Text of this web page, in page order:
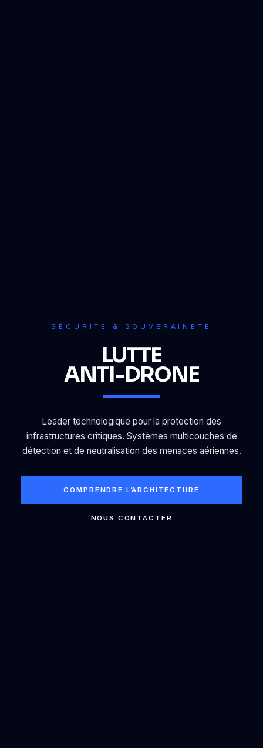
SÉCURITÉ & SOUVERAINETÉ
LUTTE
ANTI-DRONE
Leader technologique pour la protection des
infrastructures critiques. Systèmes multicouches de
détection et de neutralisation des menaces aériennes.
COMPRENDRE L’ARCHITECTURE
NOUS CONTACTER